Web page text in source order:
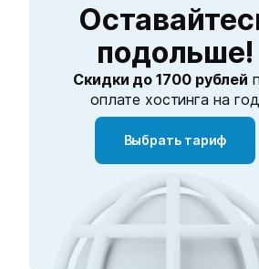
подольше!
Скидки до 1700 рублей
оплате хостинга на год
Выбрать тариф